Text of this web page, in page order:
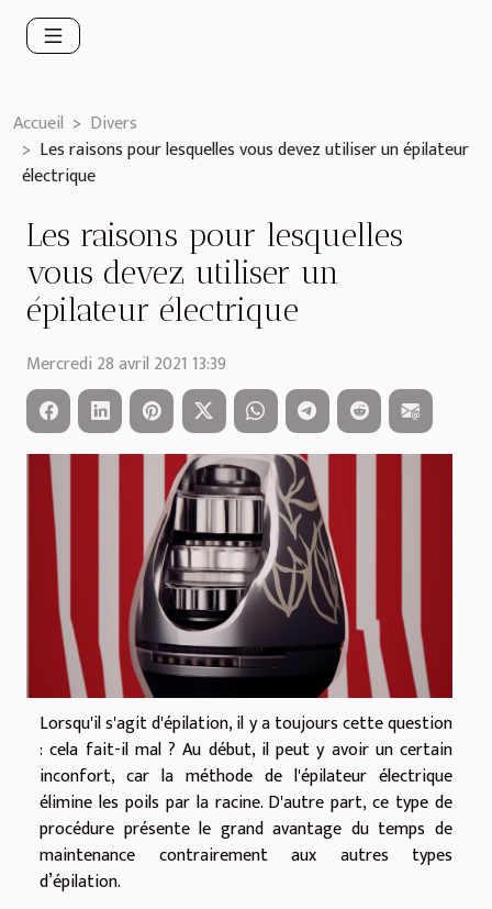
Accueil
Divers
Les raisons pour lesquelles vous devez utiliser un épilateur
électrique
Les raisons pour lesquelles
vous devez utiliser un
épilateur électrique
Mercredi 28 avril 2021 13:39
Lorsqu'il s'agit d'épilation, il y a toujours cette question
: cela fait-il mal ? Au début, il peut y avoir un certain
inconfort, car la méthode de l'épilateur électrique
élimine les poils par la racine. D'autre part, ce type de
procédure présente le grand avantage du temps de
maintenance contrairement aux autres types
d’épilation.